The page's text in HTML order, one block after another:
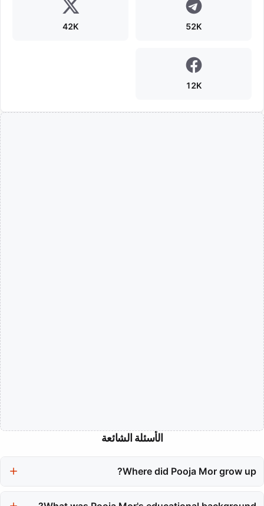
52K
42K
12K
الأسئلة الشائعة
Where did Pooja Mor grow up?